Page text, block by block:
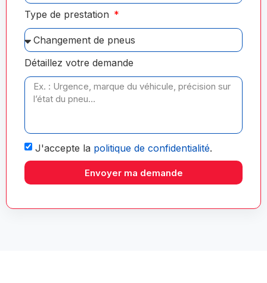
Type de prestation
Détaillez votre demande
J'accepte la politique de confidentialité.
Envoyer ma demande